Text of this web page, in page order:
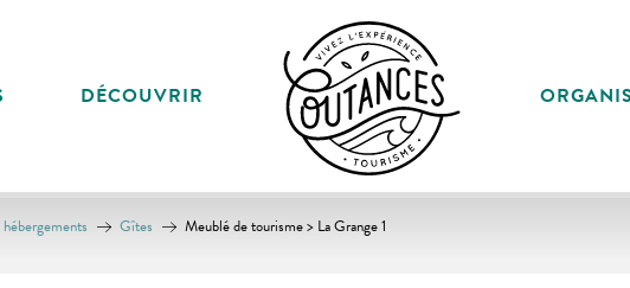
DÉCOUVRIR
hébergements Gîtes Meublé de tourisme > La Grange 1